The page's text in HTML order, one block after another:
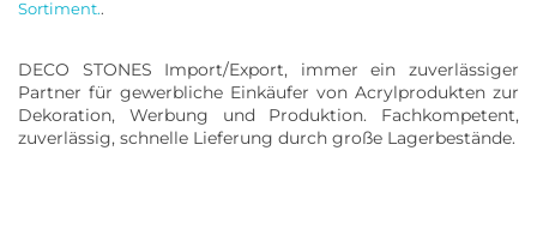
Sortiment..
DECO STONES Import/Export, immer ein zuverlässiger
Partner für gewerbliche Einkäufer von Acrylprodukten zur
Dekoration, Werbung und Produktion. Fachkompetent,
zuverlässig, schnelle Lieferung durch große Lagerbestände.